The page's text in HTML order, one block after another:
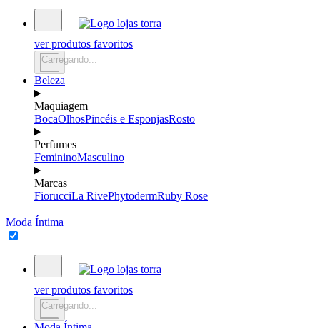
ver produtos favoritos
Carregando...
Beleza
Maquiagem
BocaOlhosPincéis e EsponjasRosto
Perfumes
FemininoMasculino
Marcas
FiorucciLa RivePhytodermRuby Rose
Moda Íntima
ver produtos favoritos
Carregando...